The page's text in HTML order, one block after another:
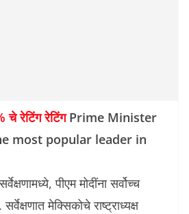
चे रेटिंग रेटिंग Prime Minister
most popular leader in
पीएम मोदींना सर्वोच्च
मेक्सिकोचे राष्ट्राध्यक्ष